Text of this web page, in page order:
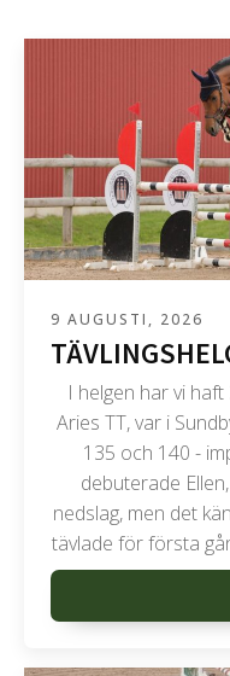
9 AUGUSTI, 2026
I helgen har vi
Aries TT, var i
135 och 140 -
debuterade
nedslag, men det
tävlade för första